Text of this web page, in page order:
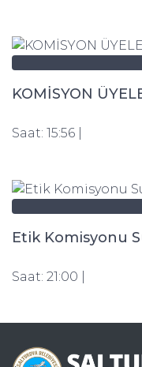
KOMİSYON
Saat: 15:56 |
Etik Komisyonu
Saat: 21:00 |